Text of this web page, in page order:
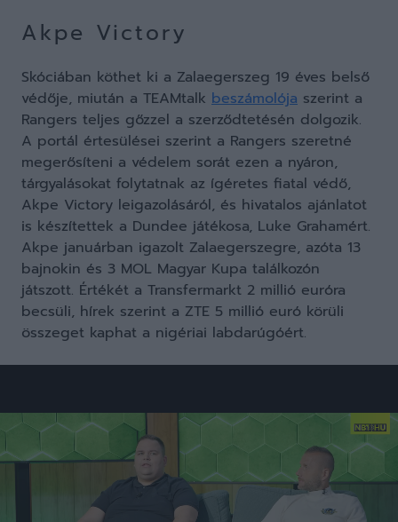
Akpe Victory
Skóciában köthet ki a Zalaegerszeg 19 éves belső
védője, miután a TEAMtalk beszámolója szerint a
Rangers teljes gőzzel a szerződtetésén dolgozik.
A portál értesülései szerint a Rangers szeretné
megerősíteni a védelem sorát ezen a nyáron,
tárgyalásokat folytatnak az ígéretes fiatal védő,
Akpe Victory leigazolásáról, és hivatalos ajánlatot
is készítettek a Dundee játékosa, Luke Grahamért.
Akpe januárban igazolt Zalaegerszegre, azóta 13
bajnokin és 3 MOL Magyar Kupa találkozón
játszott. Értékét a Transfermarkt 2 millió euróra
becsüli, hírek szerint a ZTE 5 millió euró körüli
összeget kaphat a nigériai labdarúgóért.